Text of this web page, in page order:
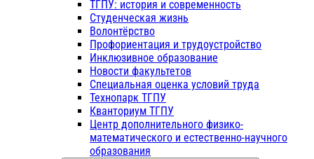
ТГПУ: история и современность
Студенческая жизнь
Волонтёрство
Профориентация и трудоустройство
Инклюзивное образование
Новости факультетов
Специальная оценка условий труда
Технопарк ТГПУ
Кванториум ТГПУ
Центр дополнительного физико-
математического и естественно-научного
образования